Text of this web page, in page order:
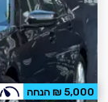
5,000 ₪ הנחה